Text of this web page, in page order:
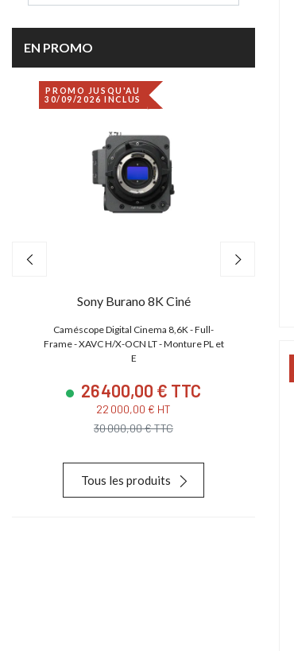
EN PROMO
PROMO JUSQU'AU
30/09/2026 INCLUS
Sony Burano 8K Ciné
Caméscope Digital Cinema 8,6K - Full-
Frame - XAVC H/X-OCN LT - Monture PL et
E
26 400,00 € TTC
22 000,00 € HT
30 000,00 € TTC
Tous les produits